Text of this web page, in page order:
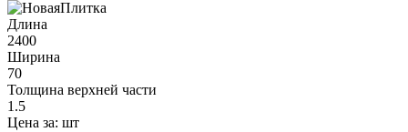
Длина
2400
Ширина
70
Толщина верхней части
1.5
Цена за: шт